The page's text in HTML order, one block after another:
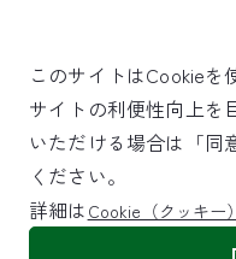
SKYTRAX
5スターエアポ
©NARITA INTERNATIONAL AIRPORT
このサイトはCookieを
サイトの利便性向上を
いただける場合は「同
ください。
詳細は Cookie（クッキー